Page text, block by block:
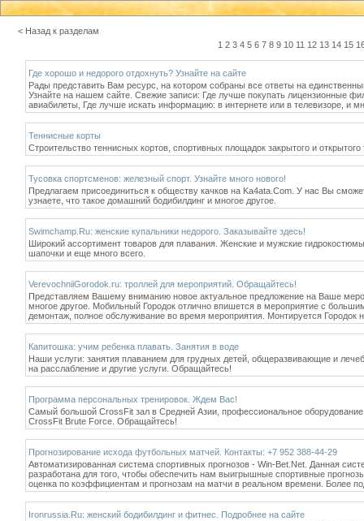
< Назад к разделам
1 2 3 4 5 6 7 8 9 10 11 12 13 14 15
Где хорошо и недорого отдохнуть? Узнайте на сайте
Рады представить Вам ресурс, на котором собраны все ответы на
Узнайте на нашем сайте. Свежие записи: Где лучше покупать лицензионные
авиабилеты, Где лучше искать информацию: в интернете или в телевизоре, и
Теннисные корты
Строительство теннисных кортов, спортивных площадок закрытого и открытого
Тусовка спортсменов: железный спорт. Узнайте много нового!
Предлагаем присоединиться к обществу качков на Ka4ata.Com. У нас Вы
узнаете, что такое домашний бодибилдинг и многое другое.
Swimchamp.Ru: женские купальники недорого. Заказывайте здесь!
Широкий ассортимент товаров для плавания. Женские и мужские
шапочки и еще много всего.
VerevochniiGorodok.ru: троллей для мероприятий. Обращайтесь!
Представляем Вашему вниманию новое актуальное предложение на Ваше
многое другое. Мобильный Городок отлично впишется в мероприятие с
демонтаж, полное обслуживание во время мероприятия. Монтируется
Капитошка: учим ребенка плавать. Занятия в воде
Наши услуги: занятия плаванием для грудных детей, общеразвивающие и
на расслабление и другие услуги. Обращайтесь!
Программа персональных тренировок. Ждем Вас!
Самый большой CrossFit зал в Средней Азии, профессиональное
CrossFit Brute Force. Обращайтесь!
Прогнозирование исхода футбольных матчей. Контакты: +7 952 388-44-29
Автоматизированная система спортивных прогнозов - Win-Bet.Net. Данная
разработана для того, чтобы обеспечить нам выигрышные спортивные
оценка по коэффициентам и прогнозам на матчи в реальном времени. Более
Ironrussia.Ru: женский бодибилдинг и фитнес. Подробнее на сайте